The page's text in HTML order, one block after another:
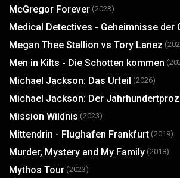
McGregor Forever (2023)
Megan Thee Stallion vs Tory Lanez
Men in Kilts - Die Schotten kommen
Michael Jackson: Das Urteil (2026)
Michael Jackson: Der
Mission Wildnis (2023)
Mittendrin - Flughafen Frankfurt (2019)
Murder, Mystery and My Family (2018)
Mythos Tour (2023)